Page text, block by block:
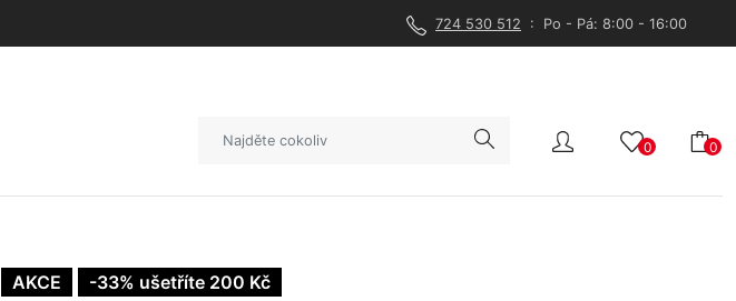
724 530 512 : Po - Pá: 8:00 - 16:00
0 0
AKCE -33% ušetříte 200 Kč